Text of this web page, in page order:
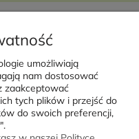
umożliwiają
nam dostosować
zaakceptować
tych plików i przejść do
do swoich preferencji,